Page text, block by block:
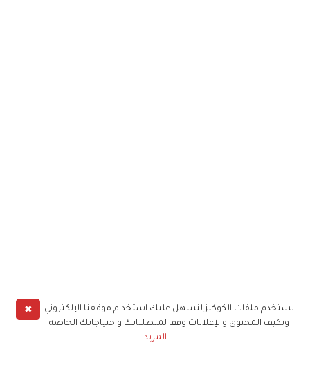
✖
نستخدم ملفات الكوكيز لنسهل عليك استخدام موقعنا الإلكتروني
ونكيف المحتوى والإعلانات وفقا لمتطلباتك واحتياجاتك الخاصة
المزيد